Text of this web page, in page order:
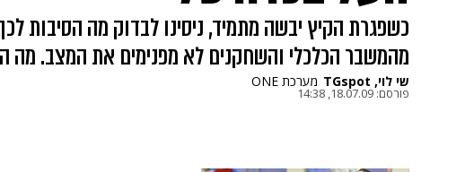
כשפגרת הקיץ יבשה מתמיד, ניסינו לבדוק מה הסיבות
מהמשבר הכלכלי והשחקנים לא מפנימים את המצב. מה
שי לוי, TGspot מערכת ONE
פורסם:18.07.09, 14:38